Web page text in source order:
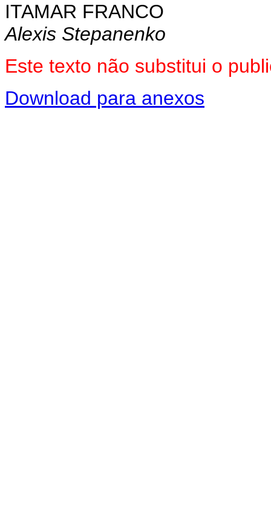
ITAMAR FRANCO
Alexis Stepanenko
Este texto não substitui o
Download para anexos